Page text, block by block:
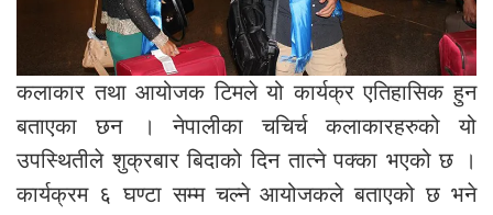
कलाकार तथा आयोजक टिमले यो कार्यक्र एतिहासिक हुन
बताएका छन । नेपालीका चचिर्च कलाकारहरुको यो
उपस्थितीले शुक्रबार बिदाको दिन तात्ने पक्का भएको छ ।
कार्यक्रम ६ घण्टा सम्म चल्ने आयोजकले बताएको छ भने